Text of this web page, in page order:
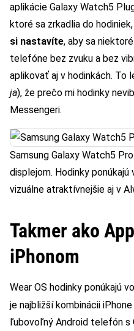
aplikácie Galaxy Watch5
ktoré sa zrkadlia do
si nastavíte, aby sa
telefóne bez zvuku a bez
aplikovať aj v hodinkách. To
ja), že prečo mi hodinky
Messengeri.
Samsung Galaxy Watch5
displejom. Hodinky
vizuálne atraktívnejšie aj v
Takmer ako
iPhonom
Wear OS hodinky ponúkajú
je najbližší kombinácii iPhone
ľubovoľný Android telefón s